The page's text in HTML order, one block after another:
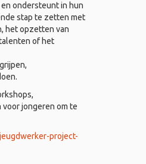
ondersteunt in hun
stap te zetten met
het opzetten van
of het
jongeren om te
project-